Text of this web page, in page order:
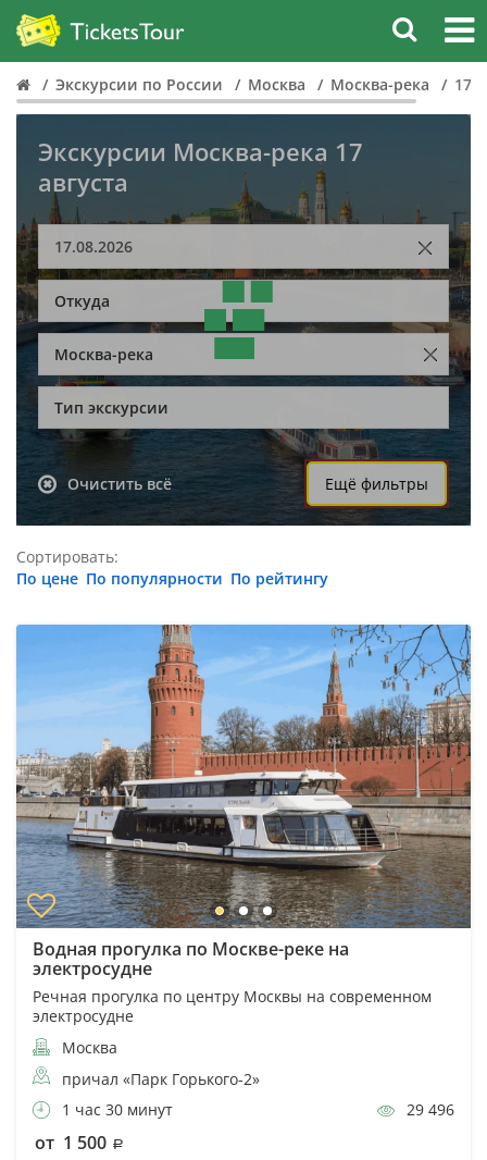
Экскурсии по России Москва Москва-река 17
Экскурсии Москва-река 17
августа
Откуда
Москва-река
Тип экскурсии
Очистить всё Ещё фильтры
Сортировать:
По цене По популярности По рейтингу
Водная прогулка по Москве-реке на
электросудне
Речная прогулка по центру Москвы на современном
электросудне
Москва
причал «Парк Горького-2»
1 час 30 минут
29 496
от 1 500